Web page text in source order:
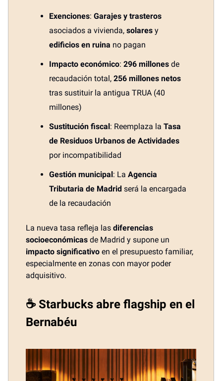
Exenciones: Garajes y trasteros
asociados a vivienda, solares y
edificios en ruina no pagan
Impacto económico: 296 millones de
recaudación total, 256 millones netos
tras sustituir la antigua TRUA (40
millones)
Sustitución fiscal: Reemplaza la Tasa
de Residuos Urbanos de Actividades
por incompatibilidad
Gestión municipal: La Agencia
Tributaria de Madrid será la encargada
de la recaudación
La nueva tasa refleja las diferencias
socioeconómicas de Madrid y supone un
impacto significativo en el presupuesto familiar,
especialmente en zonas con mayor poder
adquisitivo.
☕ Starbucks abre flagship en el
Bernabéu